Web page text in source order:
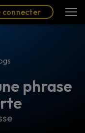
connecter
phrase